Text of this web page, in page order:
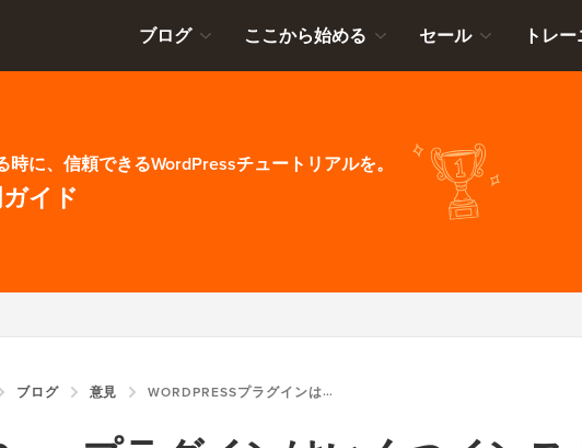
ブログ ここから始める セール トレ
に、信頼できるWordPressチュートリアルを。
イド
ブログ 意見 WORDPRESSプラグインはいくつインストールすべきか？多すぎるとどうなる？